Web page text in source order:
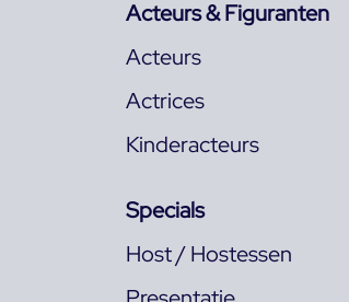
Acteurs & Figuranten
Acteurs
Actrices
Kinderacteurs
Specials
Host / Hostessen